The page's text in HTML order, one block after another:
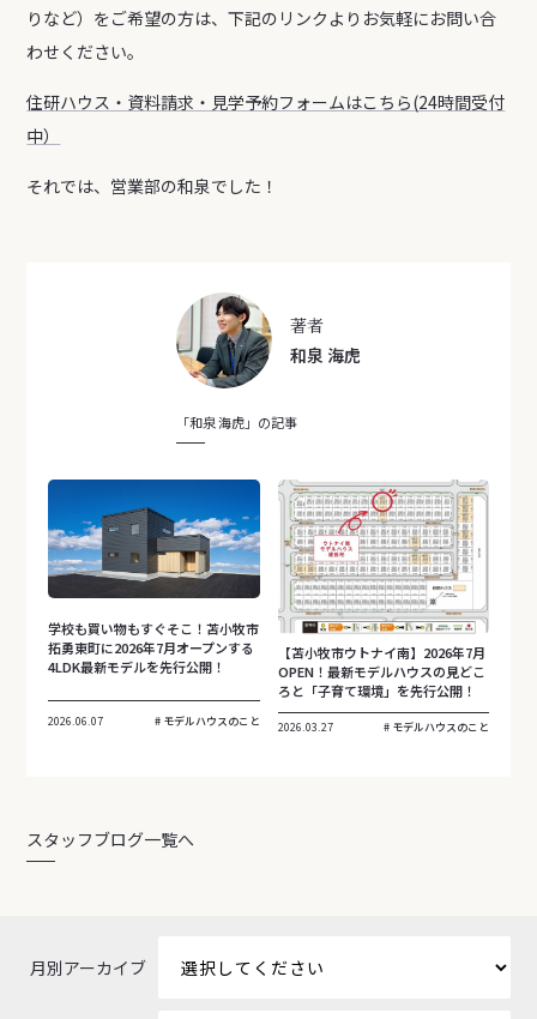
りなど）をご希望の方は、下記のリンクよりお気軽にお問い合
わせください。
住研ハウス・資料請求・見学予約フォームはこちら(24時間受付
中）
それでは、営業部の和泉でした！
著者
和泉 海虎
「和泉 海虎」の記事
学校も買い物もすぐそこ！苫小牧市
拓勇東町に2026年7月オープンする
4LDK最新モデルを先行公開！
2026.06.07 モデルハウスのこと
【苫小牧市ウトナイ南】2026年7月
OPEN！最新モデルハウスの見どこ
ろと「子育て環境」を先行公開！
2026.03.27 モデルハウスのこと
スタッフブログ一覧へ
月別アーカイブ